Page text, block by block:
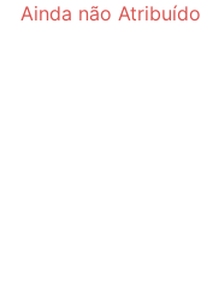
Ainda não Atribuído